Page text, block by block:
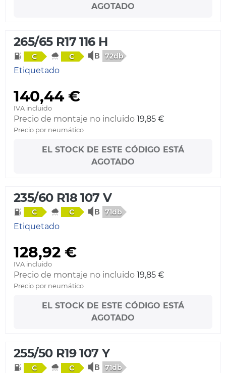
AGOTADO
265/65 R17 116 H
C C 72db
Etiquetado
140,44 €
IVA incluido
Precio de montaje no incluido 19,85 €
Precio por neumático
EL STOCK DE ESTE CÓDIGO ESTÁ
AGOTADO
235/60 R18 107 V
C C 71db
Etiquetado
128,92 €
IVA incluido
Precio de montaje no incluido 19,85 €
Precio por neumático
EL STOCK DE ESTE CÓDIGO ESTÁ
AGOTADO
255/50 R19 107 Y
C C 71db